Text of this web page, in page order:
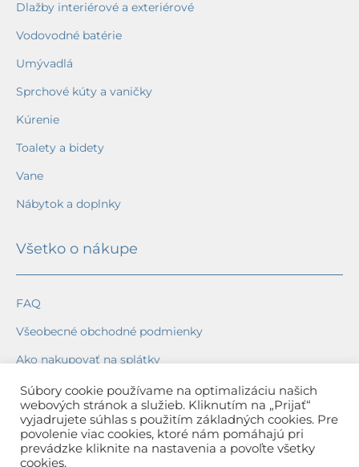
Dlažby interiérové a exteriérové
Vodovodné batérie
Umývadlá
Sprchové kúty a vaničky
Kúrenie
Toalety a bidety
Vane
Nábytok a doplnky
Všetko o nákupe
FAQ
Všeobecné obchodné podmienky
Ako nakupovať na splátky
Ochrana osobných údajov
Reklamačný poriadok
Spôsob a cena dopravy
Súbory cookie používame na optimalizáciu našich
webových stránok a služieb. Kliknutím na „Prijať“
vyjadrujete súhlas s použitím základných cookies. Pre
povolenie viac cookies, ktoré nám pomáhajú pri
prevádzke kliknite na nastavenia a povoľte všetky
cookies.